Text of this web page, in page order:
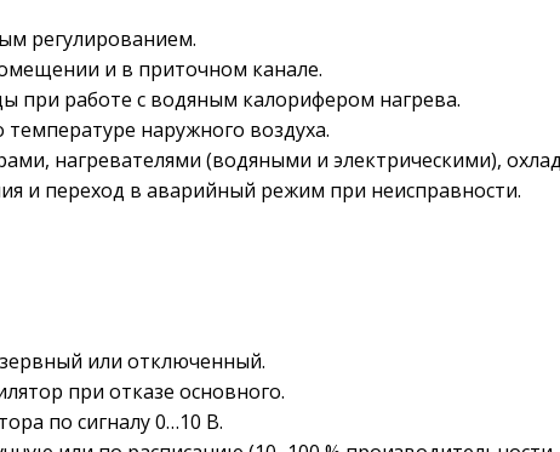
регулированием.
и в приточном канале.
при работе с водяным калорифером нагрева.
наружного воздуха.
нагревателями (водяными и электрическими),
и переход в аварийный режим при неисправности.
или отключенный.
при отказе основного.
по сигналу 0…10 В.